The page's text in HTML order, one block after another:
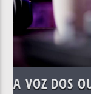
A VOZ DOS